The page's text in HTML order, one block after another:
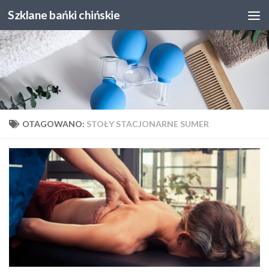
Skip to content
Szklane bańki chińskie
OTAGOWANO: STOŁY STACJONARNE SUMER